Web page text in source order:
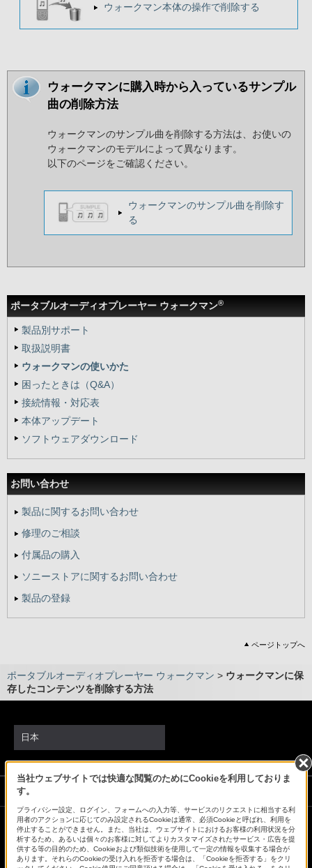
ポータブルオーディオプレーヤー ウォークマン®
製品別サポート
取扱説明書
ウォークマンの使いかた
困ったときは（Q&A）
接続情報・対応表
本体アップデート
ソフトウェアダウンロード
お問い合わせ
製品に関するお問い合わせ
修理のご相談
付属品の購入
ソニーストアに関するお問い合わせ
製品の登録
ウォークマン本体の操作で削除する
ウォークマンに購入時から入っているサンプル
曲の削除方法
ウォークマンのサンプル曲を削除する方法は、お使いの
ウォークマンのモデルによって異なります。
以下のページをご確認ください。
ウォークマンのサンプル曲を削除す
る
ページトップへ
ポータブルオーディオプレーヤー ウォークマン > ウォークマンに保
存したコンテンツを削除する方法
当社ウェブサイトでは快適な閲覧のためにCookieを利用しておりま
す。
プライバシー設定、ログイン、フォームへの入力等、サービスのリクエストに相当する利
用者のアクションに応じてのみ設定されるCookieは通常、必須Cookieと呼ばれ、利用を
停止することができません。また、当社は、ウェブサイトにおけるお客様の利用状況を分
析するため、あるいは個々のお客様に対してよりカスタマイズされたサービス・広告を提
供する等の目的のため、Cookieおよび類似技術を使用して一定の情報を収集する場合が
あります。それらのCookieの受け入れを拒否する場合は、「Cookieを拒否する」をクリ
日本
ソニーストアでのお買い物にあたって
会社情報 採用情報 特約店のご案内
ニュースリリース
環境情報
My Sony 利用規約